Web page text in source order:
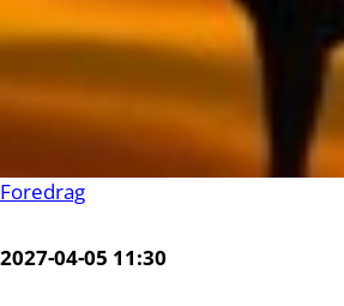
Foredrag
2027-04-05 11:30